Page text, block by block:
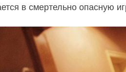
в смертельно опасную